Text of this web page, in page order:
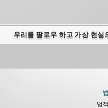
우리를 팔로우 하고 가상 현실
법